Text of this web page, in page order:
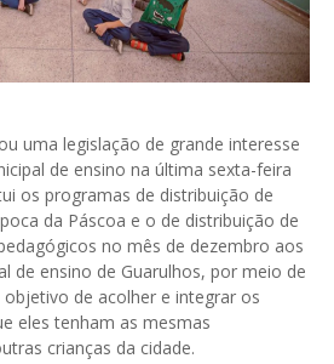
uma legislação de grande interesse
de ensino na última sexta-feira
os programas de distribuição de
da Páscoa e o de distribuição de
no mês de dezembro aos
de ensino de Guarulhos, por meio de
de acolher e integrar os
eles tenham as mesmas
crianças da cidade.